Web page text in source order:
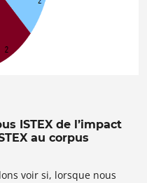
ISTEX de l’impact
au corpus
voir si, lorsque nous